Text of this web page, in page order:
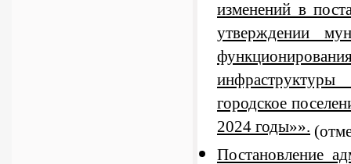
изменений в
утверждении
городское
2024 годы»».
Постановление